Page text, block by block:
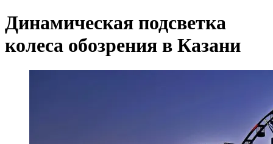
Динамическая подсветка
колеса обозрения в Казани